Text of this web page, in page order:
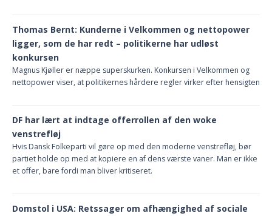
Thomas Bernt: Kunderne i Velkommen og nettopower
ligger, som de har redt – politikerne har udløst
konkursen
Magnus Kjøller er næppe superskurken. Konkursen i Velkommen og
nettopower viser, at politikernes hårdere regler virker efter hensigten
DF har lært at indtage offerrollen af den woke
venstrefløj
Hvis Dansk Folkeparti vil gøre op med den moderne venstrefløj, bør
partiet holde op med at kopiere en af dens værste vaner. Man er ikke
et offer, bare fordi man bliver kritiseret.
Domstol i USA: Retssager om afhængighed af sociale